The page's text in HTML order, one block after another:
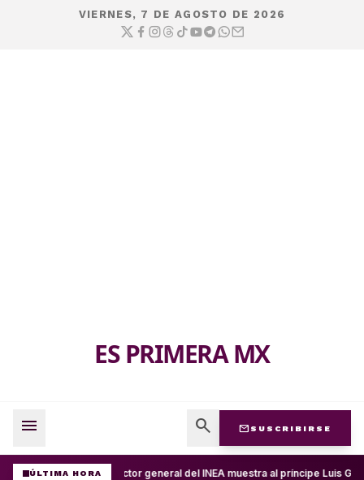
VIERNES, 7 DE AGOSTO DE 2026
ES PRIMERA MX
menu search mail SUSCRIBIRSE
ÚLTIMA HORADirector general del INEA muestra al príncipe Luis